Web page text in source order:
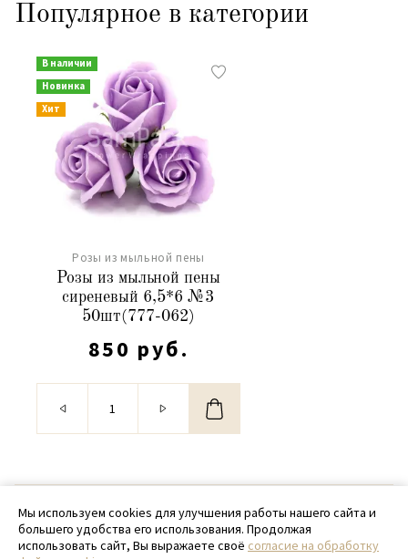
Популярное в категории
В наличии
Новинка
Хит
Розы из мыльной пены
Розы из мыльной пены
сиреневый 6,5*6 №3
50шт(777-062)
850 руб.
© 2020 - 2026 SamPack
+ 7 (918) 699-97-87
Мы используем cookies для улучшения работы нашего сайта и
большего удобства его использования. Продолжая
использовать сайт, Вы выражаете своё согласие на обработку